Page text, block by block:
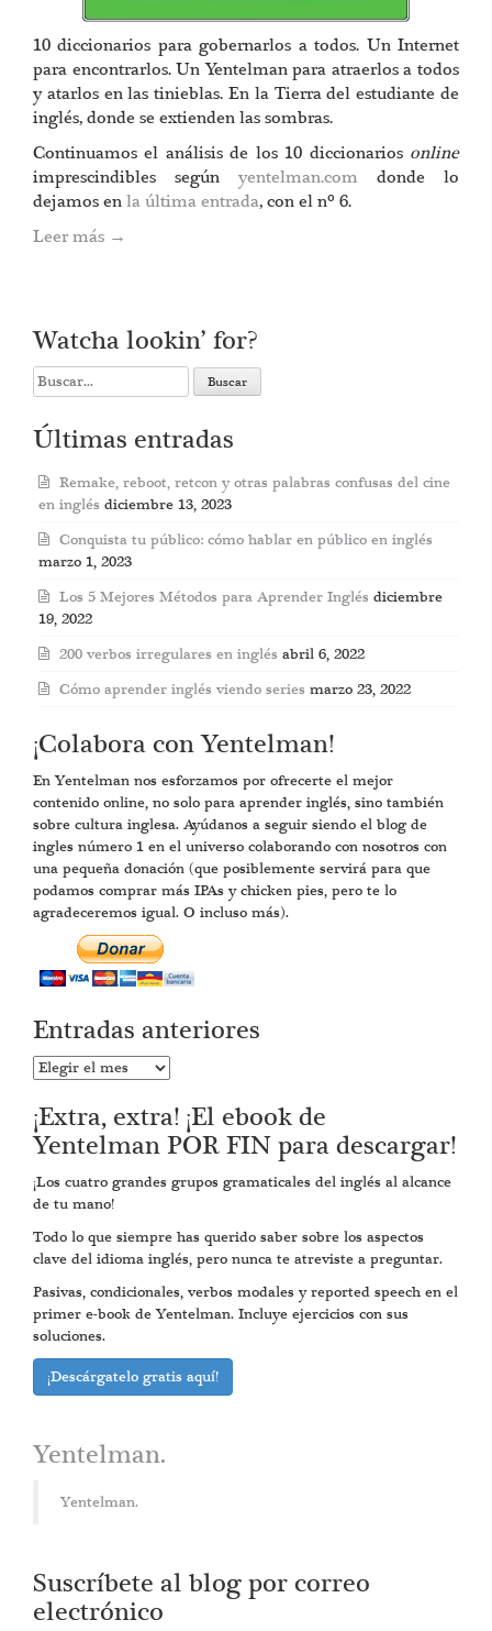
10 diccionarios para gobernarlos a todos. Un Internet
para encontrarlos. Un Yentelman para atraerlos a todos
y atarlos en las tinieblas. En la Tierra del estudiante de
inglés, donde se extienden las sombras.
Continuamos el análisis de los 10 diccionarios online
imprescindibles según yentelman.com donde lo
dejamos enla última entrada, con el nº 6.
Leer más →
Watcha lookin’ for?
Search
for:
Últimas entradas
Remake, reboot, retcon y otras palabras confusas del cine
en inglés diciembre 13, 2023
Conquista tu público: cómo hablar en público en inglés
marzo 1, 2023
Los 5 Mejores Métodos para Aprender Inglés diciembre
19, 2022
200 verbos irregulares en inglés abril 6, 2022
Cómo aprender inglés viendo series marzo 23, 2022
¡Colabora con Yentelman!
En Yentelman nos esforzamos por ofrecerte el mejor
contenido online, no solo para aprender inglés, sino también
sobre cultura inglesa. Ayúdanos a seguir siendo el blog de
ingles número 1 en el universo colaborando con nosotros con
una pequeña donación (que posiblemente servirá para que
podamos comprar más IPAs y chicken pies, pero te lo
agradeceremos igual. O incluso más).
Entradas anteriores
Entradas
¡Extra, extra! ¡El ebook de
Yentelman POR FIN para descargar!
¡Los cuatro grandes grupos gramaticales del inglés al alcance
de tu mano!
Todo lo que siempre has querido saber sobre los aspectos
clave del idioma inglés, pero nunca te atreviste a preguntar.
Pasivas, condicionales, verbos modales y reported speech en el
primer e-book de Yentelman. Incluye ejercicios con sus
soluciones.
¡Descárgatelo gratis aquí!
Yentelman.
Yentelman.
Suscríbete al blog por correo
electrónico